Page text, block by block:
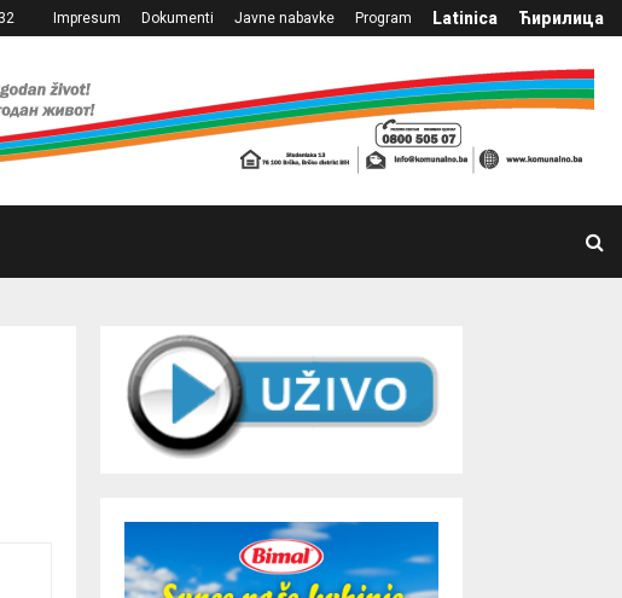
Impresum Dokumenti Javne nabavke Program Latinica Ћирилица